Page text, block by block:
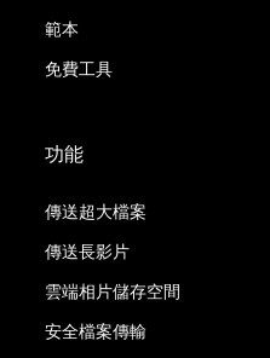
範本
免費工具
功能
傳送超大檔案
傳送長影片
雲端相片儲存空間
安全檔案傳輸